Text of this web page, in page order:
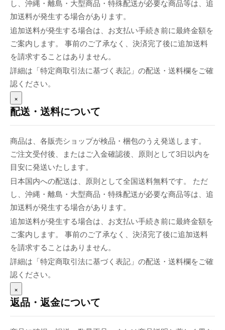
し、沖縄・離島・大型商品・特殊配送が必要な商品等は、追
加送料が発生する場合があります。
追加送料が発生する場合は、お支払い手続き前に最終金額を
ご案内します。 事前のご了承なく、決済完了後に追加送料
を請求することはありません。
詳細は「特定商取引法に基づく表記」の配送・送料欄をご確
認ください。
×
配送・送料について
商品は、各販売ショップが検品・梱包のうえ発送します。
ご注文受付後、またはご入金確認後、原則として3日以内を
目安に発送いたします。
日本国内への配送は、原則として全国送料無料です。 ただ
し、沖縄・離島・大型商品・特殊配送が必要な商品等は、追
加送料が発生する場合があります。
追加送料が発生する場合は、お支払い手続き前に最終金額を
ご案内します。 事前のご了承なく、決済完了後に追加送料
を請求することはありません。
詳細は「特定商取引法に基づく表記」の配送・送料欄をご確
認ください。
×
返品・返金について